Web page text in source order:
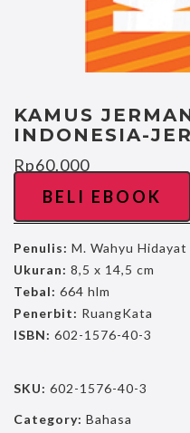
KAMUS
INDONESIA-
Rp60.000
BELI EBOOK
Penulis: M. Wahyu Hidayat
Ukuran: 8,5 x 14,5 cm
Tebal: 664 hlm
Penerbit: RuangKata
ISBN: 602-1576-40-3
SKU: 602-1576-40-3
Category: Bahasa